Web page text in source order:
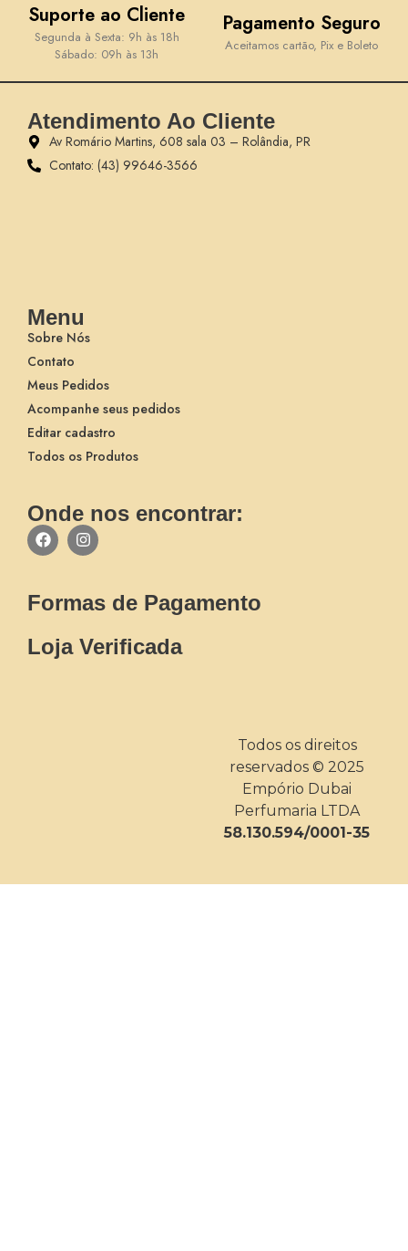
Suporte ao Cliente
Segunda à Sexta: 9h às 18h
Sábado: 09h às 13h
Pagamento Seguro
Aceitamos cartão, Pix e Boleto
Atendimento Ao Cliente
Av Romário Martins, 608 sala 03 – Rolândia, PR
Contato: (43) 99646-3566
Menu
Sobre Nós
Contato
Meus Pedidos
Acompanhe seus pedidos
Editar cadastro
Todos os Produtos
Onde nos encontrar:
Formas de Pagamento
Loja Verificada
Todos os direitos
reservados © 2025
Empório Dubai
Perfumaria LTDA
58.130.594/0001-35